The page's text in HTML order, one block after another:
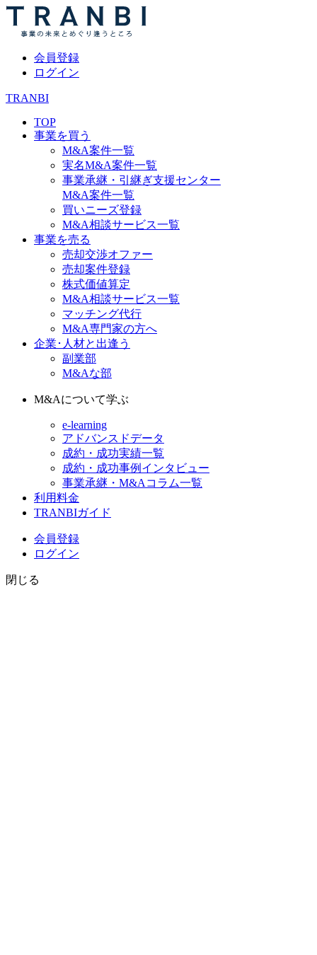
会員登録
ログイン
TRANBI
TOP
事業を買う
M&A案件一覧
実名M&A案件一覧
事業承継・引継ぎ支援センター
M&A案件一覧
買いニーズ登録
M&A相談サービス一覧
事業を売る
売却交渉オファー
売却案件登録
株式価値算定
M&A相談サービス一覧
マッチング代行
M&A専門家の方へ
企業･人材と出逢う
副業部
M&Aな部
M&Aについて学ぶ
e-learning
アドバンスドデータ
成約・成功実績一覧
成約・成功事例インタビュー
事業承継・M&Aコラム一覧
利用料金
TRANBIガイド
会員登録
ログイン
閉じる